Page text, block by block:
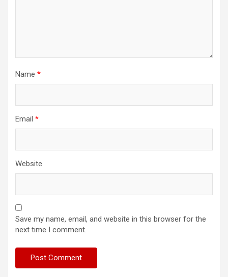
Name *
Email *
Website
Save my name, email, and website in this browser for the
next time I comment.